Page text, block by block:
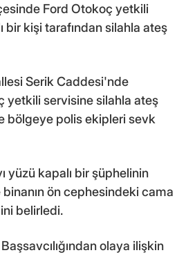
Ford Otokoç yetkili
bir kişi tarafından silahla ateş
Serik Caddesi'nde
yetkili servisine silahla ateş
bölgeye polis ekipleri sevk
yüzü kapalı bir şüphelinin
ön cephesindeki cama
belirledi.
olaya ilişkin